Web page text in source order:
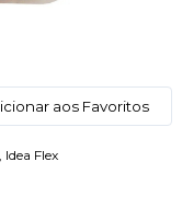
aos Favoritos
Flex